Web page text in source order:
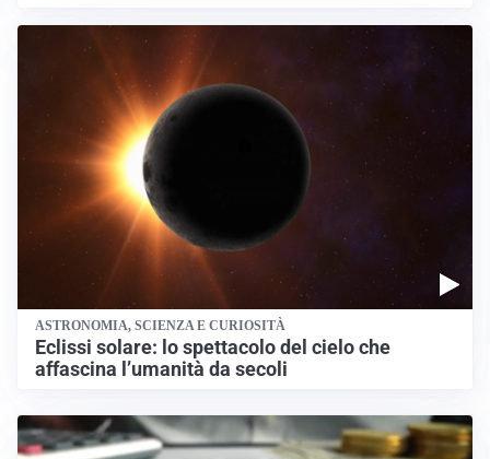
ASTRONOMIA, SCIENZA E CURIOSITÀ
Eclissi solare: lo spettacolo del cielo che
affascina l’umanità da secoli